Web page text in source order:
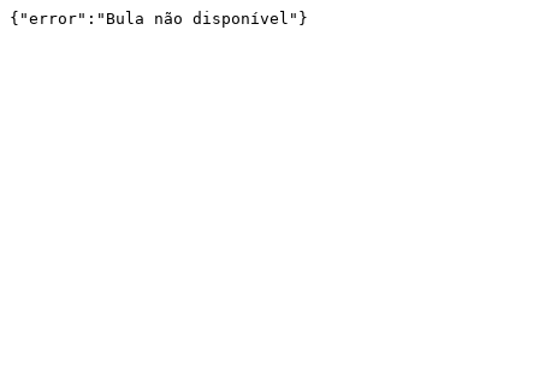
{"error":"Bula não disponível"}